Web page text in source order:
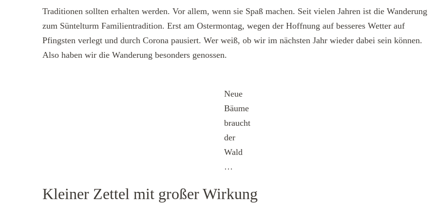
Traditionen sollten erhalten werden. Vor allem, wenn sie Spaß machen. Seit vielen Jahren ist die Wanderung
zum Süntelturm Familientradition. Erst am Ostermontag, wegen der Hoffnung auf besseres Wetter auf
Pfingsten verlegt und durch Corona pausiert. Wer weiß, ob wir im nächsten Jahr wieder dabei sein können.
Also haben wir die Wanderung besonders genossen.
Neue
Bäume
braucht
der
Wald
…
Kleiner Zettel mit großer Wirkung